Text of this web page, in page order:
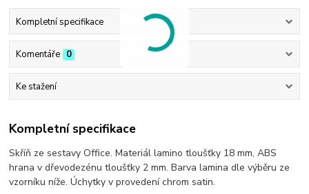
Kompletní specifikace
Komentáře 0
Ke stažení
Kompletní specifikace
Skříň ze sestavy Office. Materiál lamino tloušťky 18 mm, ABS
hrana v dřevodezénu tloušťky 2 mm. Barva lamina dle výběru ze
vzorníku níže. Úchytky v provedení chrom satin.